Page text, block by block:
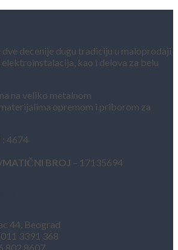
decenije dugu tradiciju u maloprodaji
kao i delova za belu
na veliko metalnom
opremom i priborom za
4674
MATIČNI BROJ – 17135694
44, Beograd
3391 368
802 8607